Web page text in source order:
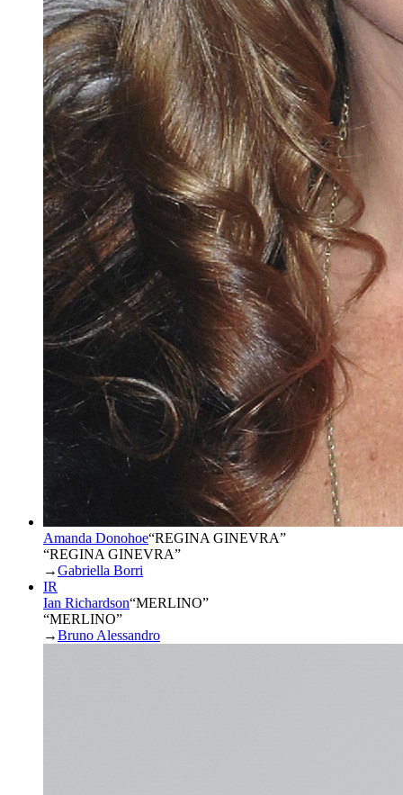
Amanda Donohoe“REGINA GINEVRA”
“REGINA GINEVRA”
→Gabriella Borri
IR
Ian Richardson“MERLINO”
“MERLINO”
→Bruno Alessandro